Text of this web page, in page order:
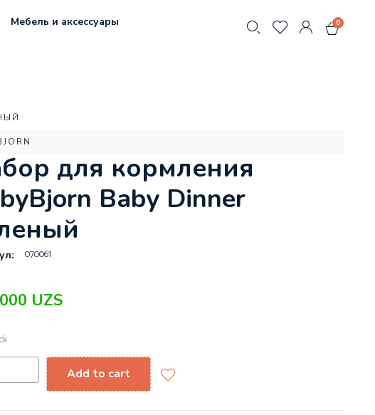
Мебель и аксессуары 0
для кормления
Baby Dinner
070061
UZS
Add to cart